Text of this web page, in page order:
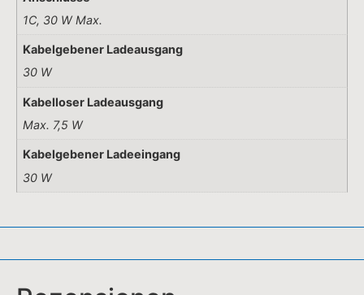
Rezensionen
Es gibt noch keine Rezensionen.
Schreiben Sie die erste Rezension für „EcoFlow Rapid
Mag 10k“
Ihre E-Mail-Adresse wird nicht veröffentlicht.
Erforderliche Felder sind mit*markiert